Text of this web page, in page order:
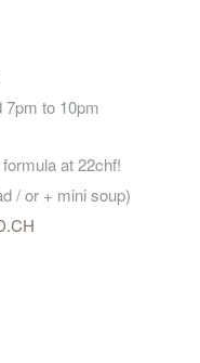
7pm to 10pm
at 22chf!
/ or + mini soup)